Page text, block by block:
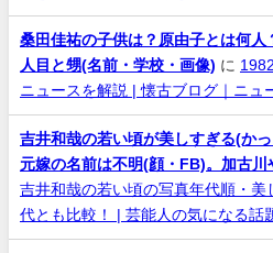
桑田佳祐の子供は？原由子とは何
人目と甥(名前・学校・画像) に
ニュースを解説 | 懐古ブログ｜ニュ
吉井和哉の若い頃が美しすぎる(か
元嫁の名前は不明(顔・FB)。加古
吉井和哉の若い頃の写真年代順・
代とも比較！ | 芸能人の気になる話